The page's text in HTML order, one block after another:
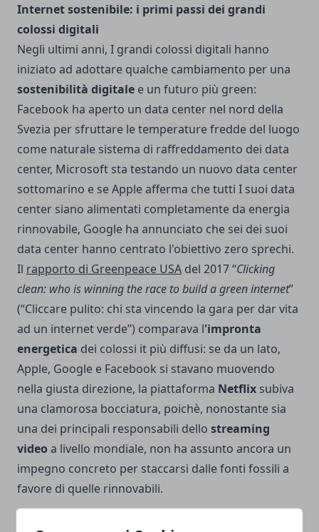
Internet sostenibile: i primi passi dei grandi
colossi digitali
Negli ultimi anni, I grandi colossi digitali hanno
iniziato ad adottare qualche cambiamento per una
sostenibilità digitale e un futuro più green:
Facebook ha aperto un data center nel nord della
Svezia per sfruttare le temperature fredde del luogo
come naturale sistema di raffreddamento dei data
center, Microsoft sta testando un nuovo data center
sottomarino e se Apple afferma che tutti I suoi data
center siano alimentati completamente da energia
rinnovabile, Google ha annunciato che sei dei suoi
data center hanno centrato l'obiettivo zero sprechi.
Il rapporto di Greenpeace USA del 2017 “Clicking
clean: who is winning the race to build a green internet”
(“Cliccare pulito: chi sta vincendo la gara per dar vita
ad un internet verde”) comparava l'impronta
energetica dei colossi it più diffusi: se da un lato,
Apple, Google e Facebook si stavano muovendo
nella giusta direzione, la piattaforma Netflix subiva
una clamorosa bocciatura, poichè, nonostante sia
una dei principali responsabili dello streaming
video a livello mondiale, non ha assunto ancora un
impegno concreto per staccarsi dalle fonti fossili a
favore di quelle rinnovabili.